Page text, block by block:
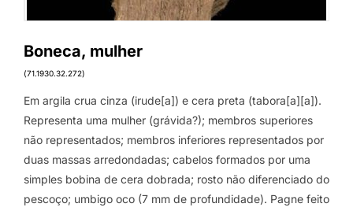
Boneca, mulher
(71.1930.32.272)
Em argila crua cinza (irude[a]) e cera preta (tabora[a][a]).
Representa uma mulher (grávida?); membros superiores
não representados; membros inferiores representados por
duas massas arredondadas; cabelos formados por uma
simples bobina de cera dobrada; rosto não diferenciado do
pescoço; umbigo oco (7 mm de profundidade). Pagne feito